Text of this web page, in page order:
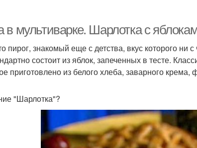
в мультиварке. Шарлотка с
пирог, знакомый еще с детства, вкус которого
состоит из яблок, запеченных в тесте.
приготовлено из белого хлеба, заварного крема,
"Шарлотка"?